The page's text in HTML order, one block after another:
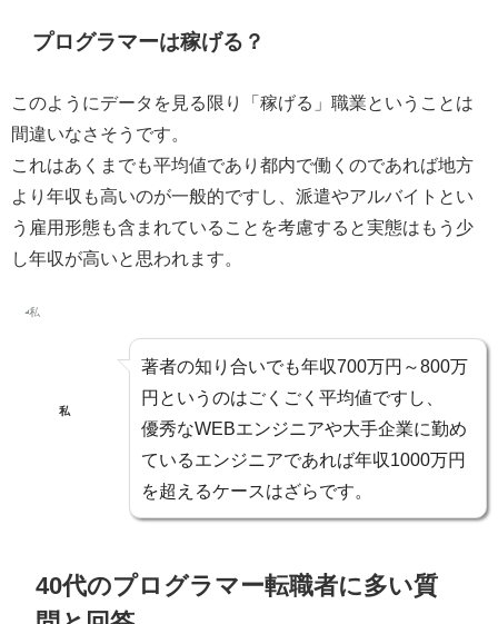
プログラマーは稼げる？
このようにデータを見る限り「稼げる」職業ということは
間違いなさそうです。
これはあくまでも平均値であり都内で働くのであれば地方
より年収も高いのが一般的ですし、 派遣やアルバイトとい
う雇用形態も含まれていることを考慮すると実態はもう少
し年収が高い と思われます。
私
著者の知り合いでも年収700万円～800万
円というのはごくごく平均値ですし、
優秀なWEBエンジニアや大手企業に勤め
ているエンジニアであれば年収1000万円
を超えるケースはざらです。
40代のプログラマー転職者に多い質